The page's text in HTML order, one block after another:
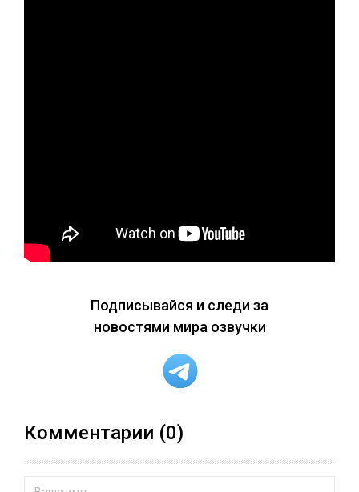
Подписывайся и следи за
новостями мира озвучки
Комментарии (0)